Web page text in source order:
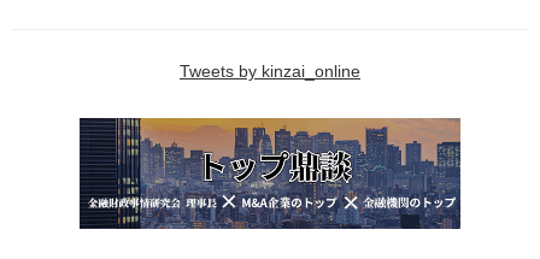
Tweets by kinzai_online